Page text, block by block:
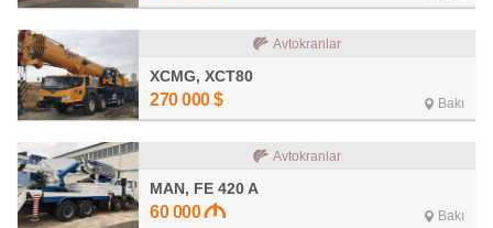
Avtokranlar
XCMG, XCT80
270 000 $ Bakı
Avtokranlar
MAN, FE 420 A
60 000 Bakı